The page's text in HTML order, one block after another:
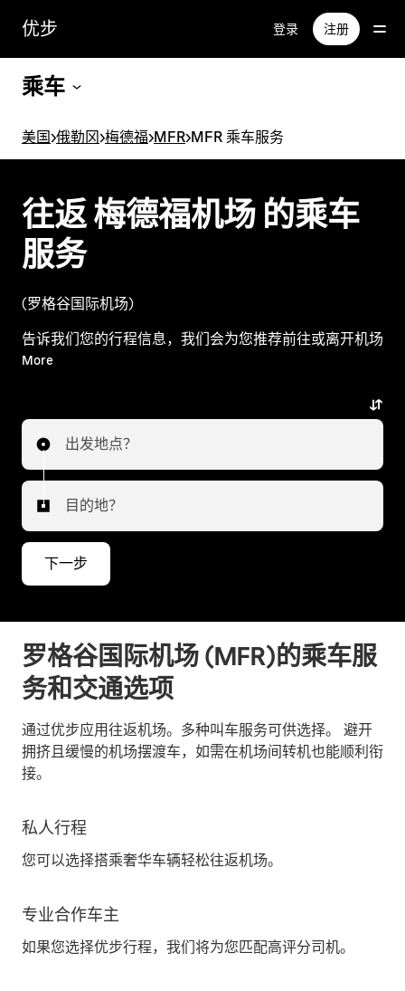
优步 登录 注册
乘车
美国>俄勒冈>梅德福>MFR>MFR 乘车服务
往返 梅德福机场 的乘车
服务
(罗格谷国际机场)
告诉我们您的行程信息，我们会为您推荐前往或离开机场
的最佳选择。
More
出发地点？
目的地？
下一步
罗格谷国际机场 (MFR)的乘车服
务和交通选项
通过优步应用往返机场。多种叫车服务可供选择。 避开
拥挤且缓慢的机场摆渡车，如需在机场间转机也能顺利衔
接。
私人行程
您可以选择搭乘奢华车辆轻松往返机场。
专业合作车主
如果您选择优步行程，我们将为您匹配高评分司机。